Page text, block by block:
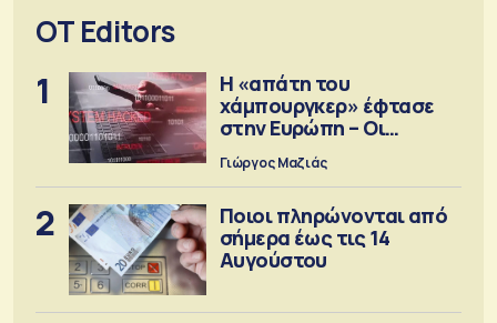
OT Editors
1
Η «απάτη του
χάμπουργκερ» έφτασε
στην Ευρώπη – Οι
προειδοποιήσεις
Γιώργος Μαζιάς
2
Ποιοι πληρώνονται από
σήμερα έως τις 14
Αυγούστου